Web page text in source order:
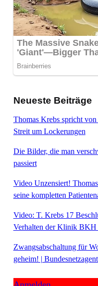
Neueste Beiträge
Thomas Krebs spricht
Streit um Lockerungen
Die Bilder, die man
passiert
Video Unzensiert!
seine kompletten
Video: T. Krebs 17
Verhalten der Klinik
Zwangsabschaltung für
geheim! |